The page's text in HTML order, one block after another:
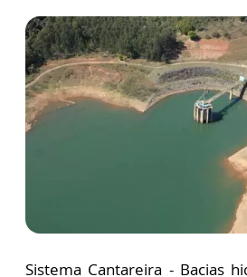
Sistema Cantareira - Bacias